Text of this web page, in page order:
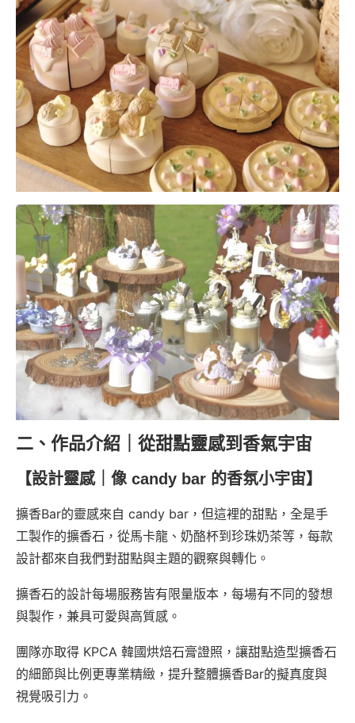
二、作品介紹｜從甜點靈感到香氣宇宙
【設計靈感｜像 candy bar 的香氛小宇宙】
擴香Bar的靈感來自 candy bar，但這裡的甜點，全是手
工製作的擴香石，從馬卡龍、奶酪杯到珍珠奶茶等，每款
設計都來自我們對甜點與主題的觀察與轉化。
擴香石的設計每場服務皆有限量版本，每場有不同的發想
與製作，兼具可愛與高質感。
團隊亦取得 KPCA 韓國烘焙石膏證照，讓甜點造型擴香石
的細節與比例更專業精緻，提升整體擴香Bar的擬真度與
視覺吸引力。